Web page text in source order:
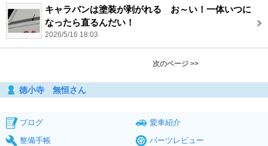
キャラバンは塗装が剥がれる お～い！一体いつに
なったら直るんだい！
2026/5/16 18:03
次のページ >>
徳小寺 無恒さん
ブログ
愛車紹介
整備手帳
パーツレビュー